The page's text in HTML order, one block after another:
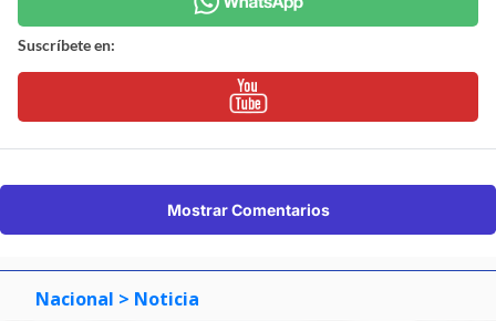
Suscríbete en:
Mostrar Comentarios
Nacional > Noticia